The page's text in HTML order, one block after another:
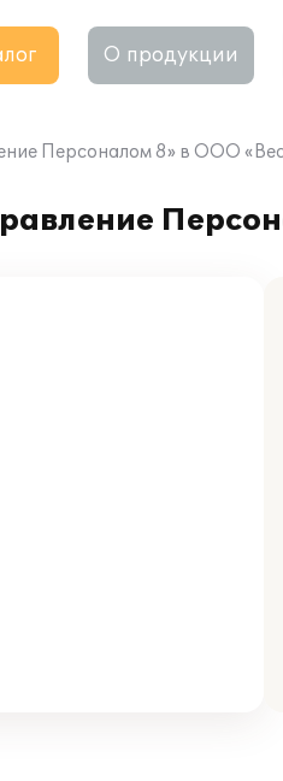
О продукции
Персоналом 8» в ООО